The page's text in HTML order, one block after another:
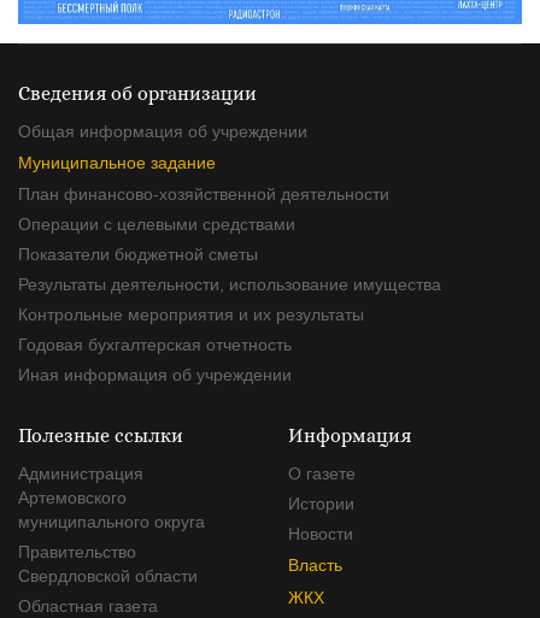
Сведения об организации
Общая информация об учреждении
Муниципальное задание
План финансово-хозяйственной деятельности
Операции с целевыми средствами
Показатели бюджетной сметы
Результаты деятельности, использование имущества
Контрольные мероприятия и их результаты
Годовая бухгалтерская отчетность
Иная информация об учреждении
Полезные ссылки
Администрация
Артемовского
муниципального округа
Правительство
Свердловской области
Областная газета
Информация
О газете
Истории
Новости
Власть
ЖКХ